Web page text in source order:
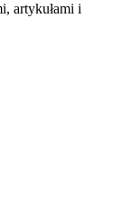
artykułami i